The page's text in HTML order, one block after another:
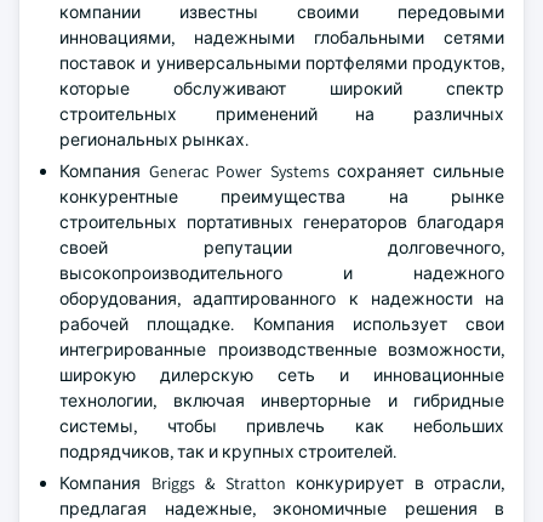
компании известны своими передовыми
инновациями, надежными глобальными сетями
поставок и универсальными портфелями продуктов,
которые обслуживают широкий спектр
строительных применений на различных
региональных рынках.
Компания Generac Power Systems сохраняет сильные
конкурентные преимущества на рынке
строительных портативных генераторов благодаря
своей репутации долговечного,
высокопроизводительного и надежного
оборудования, адаптированного к надежности на
рабочей площадке. Компания использует свои
интегрированные производственные возможности,
широкую дилерскую сеть и инновационные
технологии, включая инверторные и гибридные
системы, чтобы привлечь как небольших
подрядчиков, так и крупных строителей.
Компания Briggs & Stratton конкурирует в отрасли,
предлагая надежные, экономичные решения в